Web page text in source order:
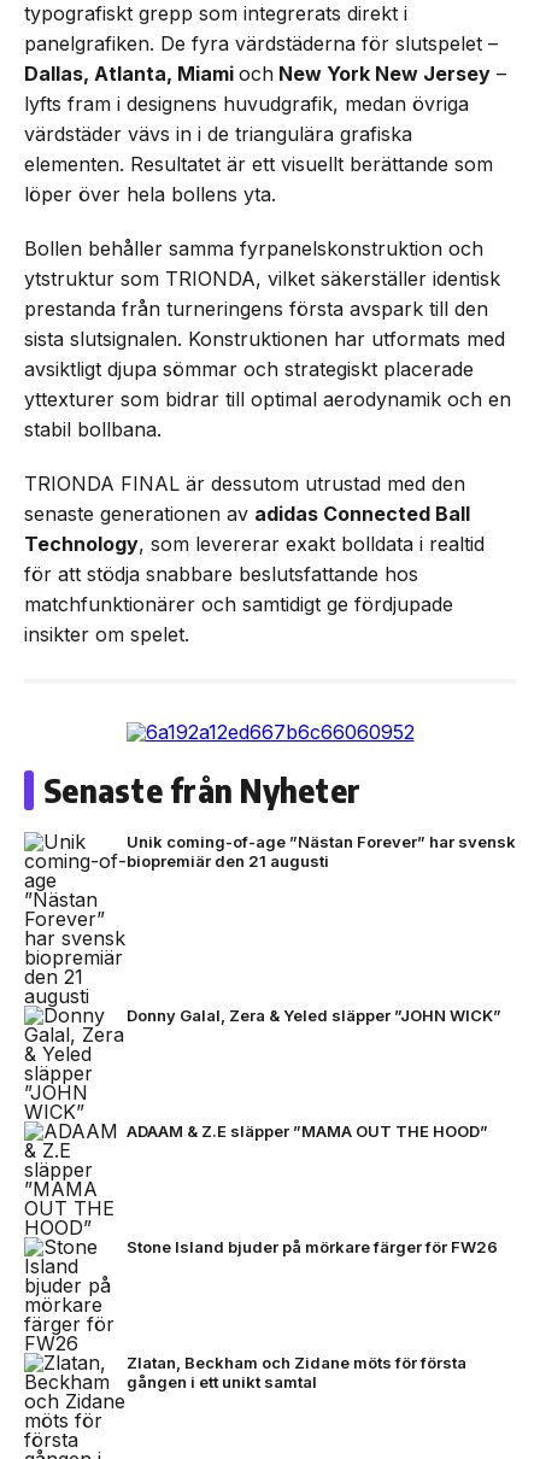
typografiskt grepp som integrerats direkt i
panelgrafiken. De fyra värdstäderna för slutspelet –
Dallas, Atlanta, Miami och New York New Jersey –
lyfts fram i designens huvudgrafik, medan övriga
värdstäder vävs in i de triangulära grafiska
elementen. Resultatet är ett visuellt berättande som
löper över hela bollens yta.
Bollen behåller samma fyrpanelskonstruktion och
ytstruktur som TRIONDA, vilket säkerställer identisk
prestanda från turneringens första avspark till den
sista slutsignalen. Konstruktionen har utformats med
avsiktligt djupa sömmar och strategiskt placerade
yttexturer som bidrar till optimal aerodynamik och en
stabil bollbana.
TRIONDA FINAL är dessutom utrustad med den
senaste generationen av adidas Connected Ball
Technology, som levererar exakt bolldata i realtid
för att stödja snabbare beslutsfattande hos
matchfunktionärer och samtidigt ge fördjupade
insikter om spelet.
Senaste från Nyheter
Unik coming-of-age ”Nästan Forever” har svensk
biopremiär den 21 augusti
Donny Galal, Zera & Yeled släpper ”JOHN WICK”
ADAAM & Z.E släpper ”MAMA OUT THE HOOD”
Stone Island bjuder på mörkare färger för FW26
Zlatan, Beckham och Zidane möts för första
gången i ett unikt samtal